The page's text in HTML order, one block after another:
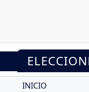
INICIO